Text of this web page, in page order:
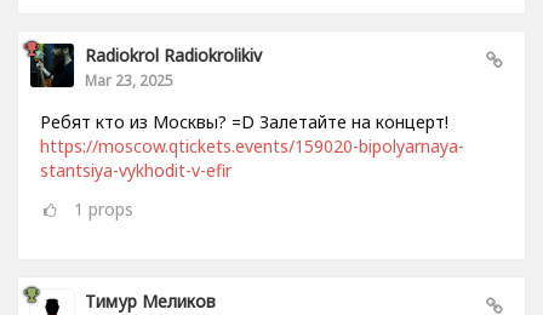
Radiokrol Radiokrolikiv
Mar 23, 2025
Ребят кто из Москвы? =D Залетайте на концерт!
https://moscow.qtickets.events/159020-bipolyarnaya-
stantsiya-vykhodit-v-efir
1 props
Тимур Меликов